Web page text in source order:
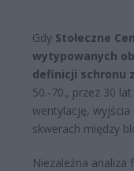
Gdy Stołeczne
wytypowanych
definicji schronu
50.-70., przez 30
wentylację, wyjścia
skwerach między
Niezależna